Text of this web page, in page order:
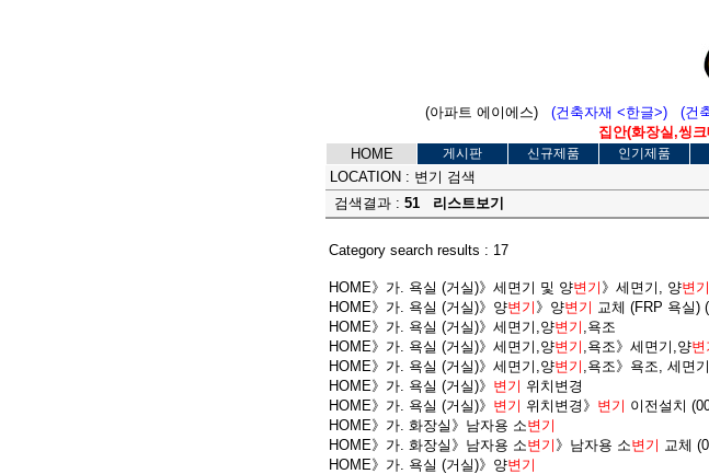
(아파트 에이에스) (건축자재 <한글>) (건
집안(화장실,씽
HOME
게시판 신규제품 인기제품
LOCATION : 변기 검색
검색결과 : 51 리스트보기
Category search results : 17
HOME》가. 욕실 (거실)》세면기 및 양변기 》세면기, 양변기
HOME》가. 욕실 (거실)》양변기 》양변기 교체 (FRP 욕실)
HOME》가. 욕실 (거실)》세면기,양변기 ,욕조
HOME》가. 욕실 (거실)》세면기,양변기 ,욕조》세면기,양변
HOME》가. 욕실 (거실)》세면기,양변기 ,욕조》욕조, 세면
HOME》가. 욕실 (거실)》 변기 위치변경
HOME》가. 욕실 (거실)》 변기 위치변경》 변기 이전설치
HOME》가. 화장실》남자용 소변기
HOME》가. 화장실》남자용 소변기 》남자용 소변기 교체
HOME》가. 욕실 (거실)》양변기